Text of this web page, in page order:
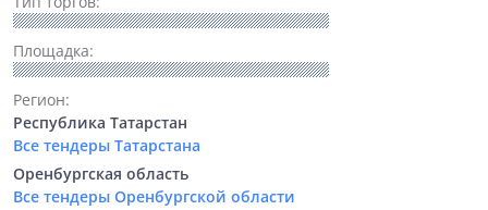
Площадка:
Регион:
Республика Татарстан
Все тендеры Татарстана
Оренбургская область
Все тендеры Оренбургской области